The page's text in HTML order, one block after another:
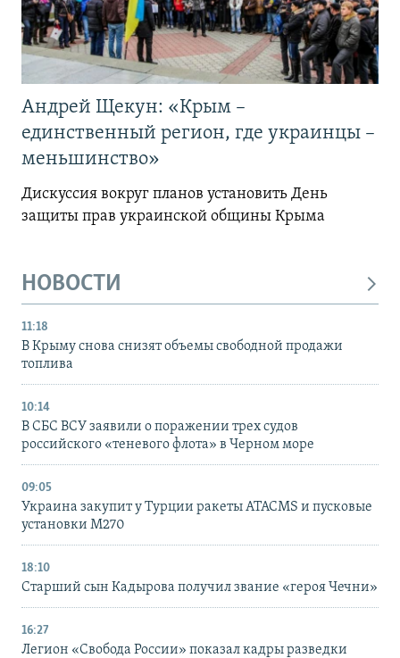
Андрей Щекун: «Крым –
единственный регион, где украинцы –
меньшинство»
Дискуссия вокруг планов установить День
защиты прав украинской общины Крыма
НОВОСТИ
11:18
В Крыму снова снизят объемы свободной продажи
топлива
10:14
В СБС ВСУ заявили о поражении трех судов
российского «теневого флота» в Черном море
09:05
Украина закупит у Турции ракеты ATACMS и пусковые
установки M270
18:10
Старший сын Кадырова получил звание «героя Чечни»
16:27
Легион «Свобода России» показал кадры разведки